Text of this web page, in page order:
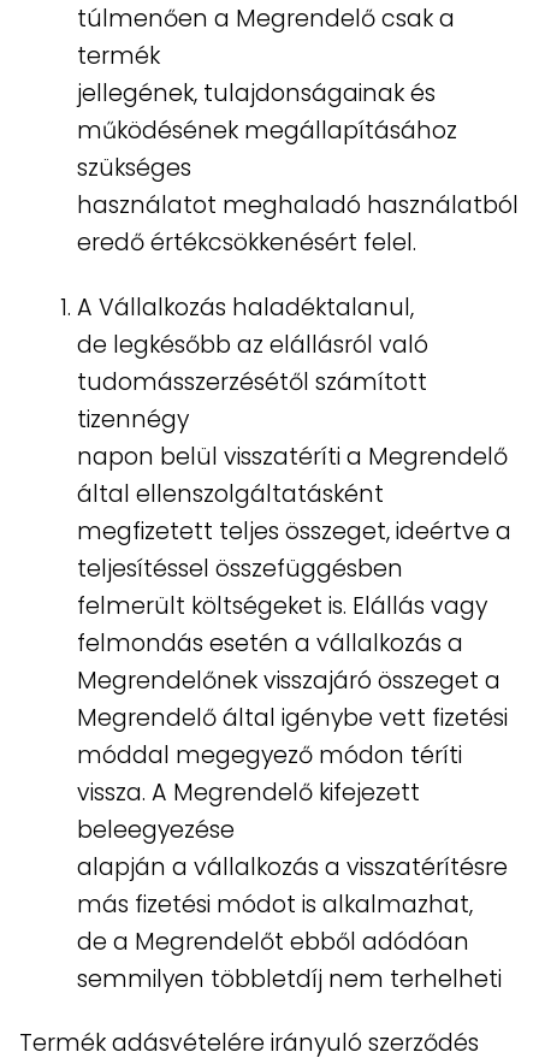
túlmenően a Megrendelő csak a
termék
jellegének, tulajdonságainak és
működésének megállapításához
szükséges
használatot meghaladó használatból
eredő értékcsökkenésért felel.
A Vállalkozás haladéktalanul,
de legkésőbb az elállásról való
tudomásszerzésétől számított
tizennégy
napon belül visszatéríti a Megrendelő
által ellenszolgáltatásként
megfizetett teljes összeget, ideértve a
teljesítéssel összefüggésben
felmerült költségeket is. Elállás vagy
felmondás esetén a vállalkozás a
Megrendelőnek visszajáró összeget a
Megrendelő által igénybe vett fizetési
móddal megegyező módon téríti
vissza. A Megrendelő kifejezett
beleegyezése
alapján a vállalkozás a visszatérítésre
más fizetési módot is alkalmazhat,
de a Megrendelőt ebből adódóan
semmilyen többletdíj nem terhelheti
Termék adásvételére irányuló szerződés